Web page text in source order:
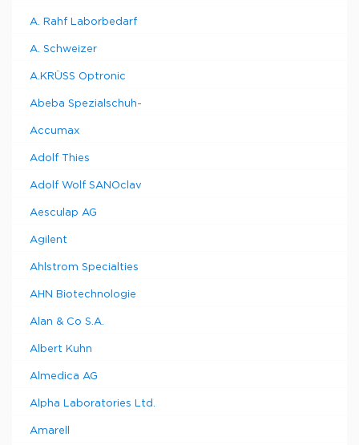
A. Rahf Laborbedarf
A. Schweizer
A.KRÜSS Optronic
Abeba Spezialschuh-
Accumax
Adolf Thies
Adolf Wolf SANOclav
Aesculap AG
Agilent
Ahlstrom Specialties
AHN Biotechnologie
Alan & Co S.A.
Albert Kuhn
Almedica AG
Alpha Laboratories Ltd.
Amarell
контейнер 6,4 л
/ 24 T